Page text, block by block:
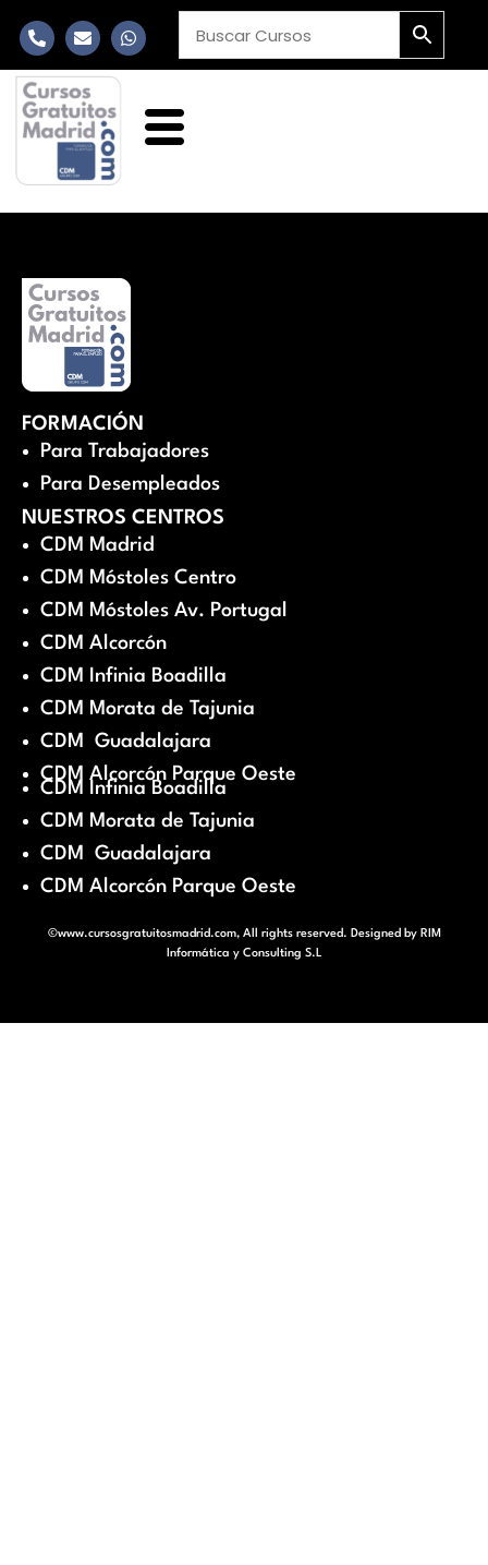
FORMACIÓN
Para Trabajadores
Para Desempleados
NUESTROS CENTROS
CDM Madrid
CDM Móstoles Centro
CDM Móstoles Av. Portugal
CDM Alcorcón
CDM Infinia Boadilla
CDM Morata de Tajunia
CDM Guadalajara
CDM Alcorcón Parque Oeste
CDM Infinia Boadilla
CDM Morata de Tajunia
CDM Guadalajara
CDM Alcorcón Parque Oeste
©www.cursosgratuitosmadrid.com, All rights reserved. Designed by RIM
Informática y Consulting S.L